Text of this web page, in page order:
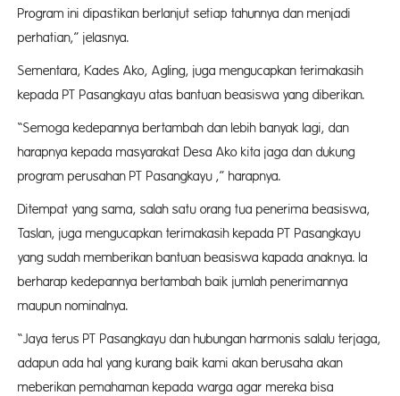
Program ini dipastikan berlanjut setiap tahunnya dan menjadi
perhatian,” jelasnya.
Sementara, Kades Ako, Agling, juga mengucapkan terimakasih
kepada PT Pasangkayu atas bantuan beasiswa yang diberikan.
“Semoga kedepannya bertambah dan lebih banyak lagi, dan
harapnya kepada masyarakat Desa Ako kita jaga dan dukung
program perusahan PT Pasangkayu ,” harapnya.
Ditempat yang sama, salah satu orang tua penerima beasiswa,
Taslan, juga mengucapkan terimakasih kepada PT Pasangkayu
yang sudah memberikan bantuan beasiswa kapada anaknya. Ia
berharap kedepannya bertambah baik jumlah penerimannya
maupun nominalnya.
“Jaya terus PT Pasangkayu dan hubungan harmonis salalu terjaga,
adapun ada hal yang kurang baik kami akan berusaha akan
meberikan pemahaman kepada warga agar mereka bisa